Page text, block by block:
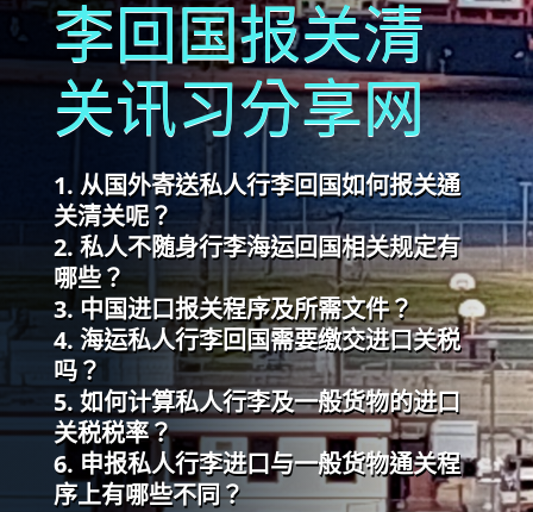
李回国报关清
关讯习分享网
从国外寄送私人行李回国如何报关通
关清关呢？
私人不随身行李海运回国相关规定有
哪些？
中国进口报关程序及所需文件？
海运私人行李回国需要缴交进口关税
吗？
如何计算私人行李及一般货物的进口
关税税率？
申报私人行李进口与一般货物通关程
序上有哪些不同？